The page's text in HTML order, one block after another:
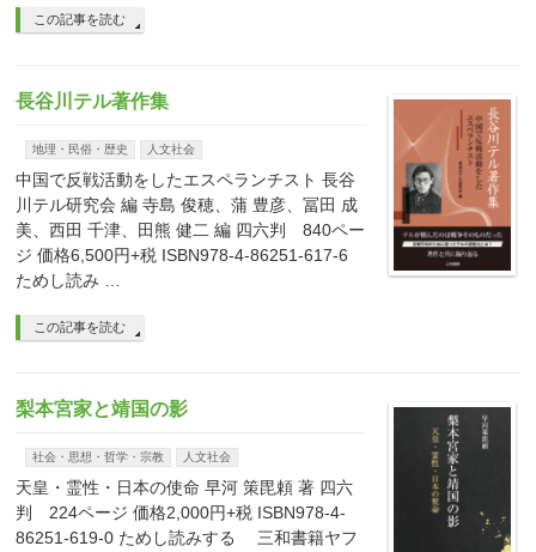
この記事を読む
長谷川テル著作集
地理・民俗・歴史 人文社会
中国で反戦活動をしたエスペランチスト 長谷
川テル研究会 編 寺島 俊穂、蒲 豊彦、冨田 成
美、西田 千津、田熊 健二 編 四六判 840ペー
ジ 価格6,500円+税 ISBN978-4-86251-617-6
ためし読み …
この記事を読む
梨本宮家と靖国の影
社会・思想・哲学・宗教 人文社会
天皇・霊性・日本の使命 早河 策毘頼 著 四六
判 224ページ 価格2,000円+税 ISBN978-4-
86251-619-0 ためし読みする 三和書籍ヤフ